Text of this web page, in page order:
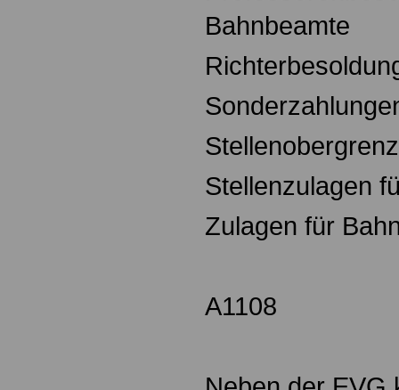
Bahnbeamte
Stellenzulagen
Zulagen für
A1108